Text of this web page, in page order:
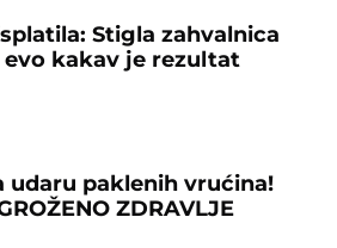
Stigla zahvalnica
evo kakav je rezultat
udaru paklenih vrućina!
ZDRAVLJE